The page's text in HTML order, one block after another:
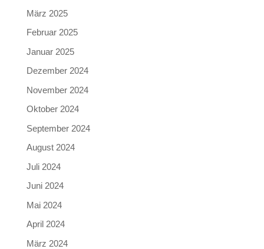
März 2025
Februar 2025
Januar 2025
Dezember 2024
November 2024
Oktober 2024
September 2024
August 2024
Juli 2024
Juni 2024
Mai 2024
April 2024
März 2024